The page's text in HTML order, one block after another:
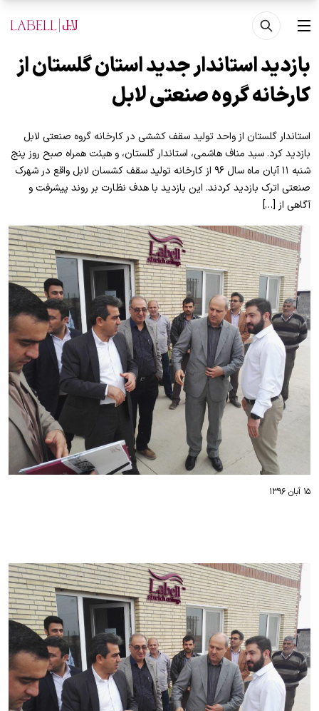
رفتن به محتوای اصلی
منو
بازدید استاندار جدید استان گلستان از
کارخانه گروه صنعتی لابل
استاندار گلستان از واحد تولید سقف کششی در کارخانه گروه صنعتی لابل
بازدید کرد. سید مناف هاشمی، استاندار گلستان، و هیئت همراه صبح روز پنج
شنبه ۱۱ آبان ماه سال ۹۶ از کارخانه تولید سقف کشسان لابل واقع در شهرک
صنعتی اترک بازدید کردند. این بازدید با هدف نظارت بر روند پیشرفت و
آگاهی از […]
۱۵ آبان ۱۳۹۶